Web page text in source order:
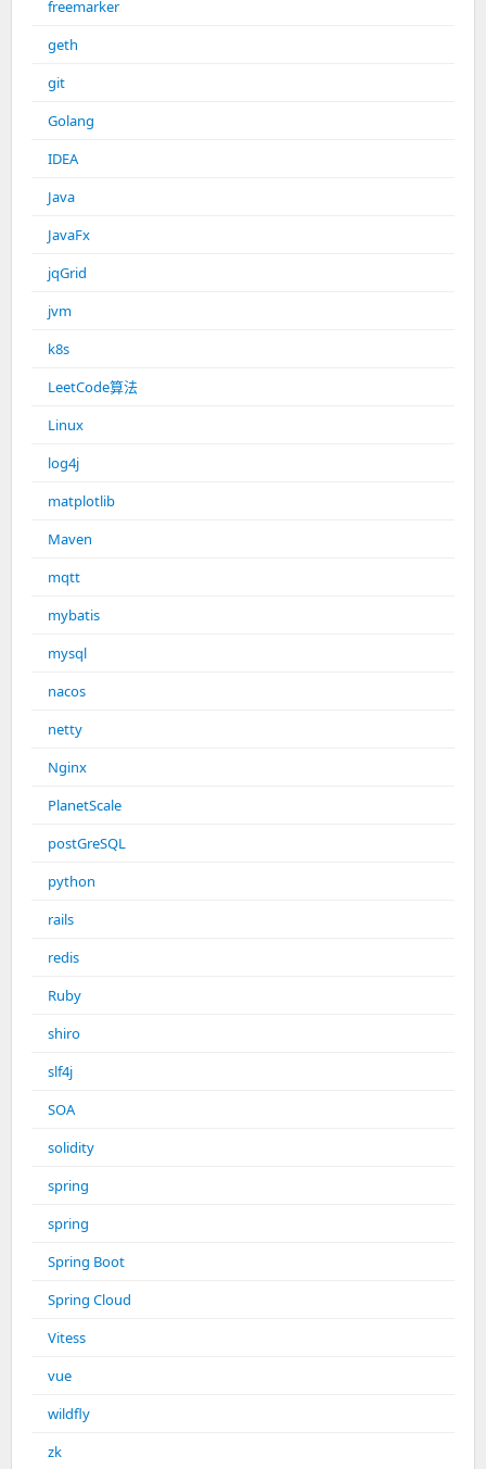
freemarker
geth
git
Golang
IDEA
Java
JavaFx
jqGrid
jvm
k8s
LeetCode算法
Linux
log4j
matplotlib
Maven
mqtt
mybatis
mysql
nacos
netty
Nginx
PlanetScale
postGreSQL
python
rails
redis
Ruby
shiro
slf4j
SOA
solidity
spring
spring
Spring Boot
Spring Cloud
Vitess
vue
wildfly
zk